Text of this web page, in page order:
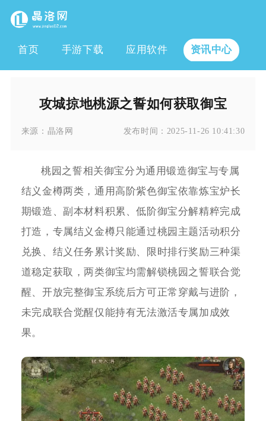
首页 手游下载 应用软件 资讯中心
攻城掠地桃源之誓如何获取御宝
来源： 晶洛网 发布时间： 2025-11-26 10:41:30
桃园之誓相关御宝分为通用锻造御宝与专属
结义金樽两类，通用高阶紫色御宝依靠炼宝炉长
期锻造、副本材料积累、低阶御宝分解精粹完成
打造，专属结义金樽只能通过桃园主题活动积分
兑换、结义任务累计奖励、限时排行奖励三种渠
道稳定获取，两类御宝均需解锁桃园之誓联合觉
醒、开放完整御宝系统后方可正常穿戴与进阶，
未完成联合觉醒仅能持有无法激活专属加成效
果。